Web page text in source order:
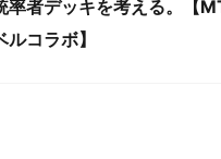
率者デッキを考える。【
ルコラボ】